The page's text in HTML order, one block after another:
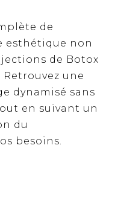
de
esthétique non
de Botox
une
dynamisé sans
en suivant un
du
besoins.